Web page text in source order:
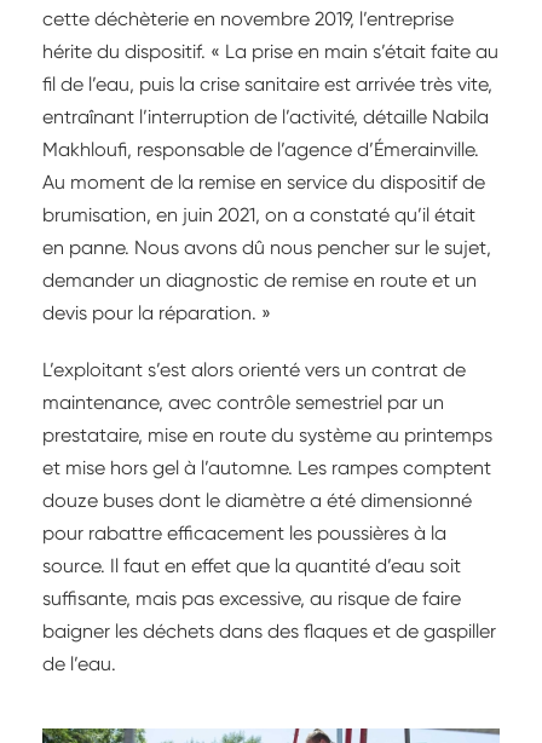
cette déchèterie en novembre 2019, l’entreprise
hérite du dispositif. « La prise en main s’était faite au
fil de l’eau, puis la crise sanitaire est arrivée très vite,
entraînant l’interruption de l’activité, détaille Nabila
Makhloufi, responsable de l’agence d’Émerainville.
Au moment de la remise en service du dispositif de
brumisation, en juin 2021, on a constaté qu’il était
en panne. Nous avons dû nous pencher sur le sujet,
demander un diagnostic de remise en route et un
devis pour la réparation. »
L’exploitant s’est alors orienté vers un contrat de
maintenance, avec contrôle semestriel par un
prestataire, mise en route du système au printemps
et mise hors gel à l’automne. Les rampes comptent
douze buses dont le diamètre a été dimensionné
pour rabattre efficacement les poussières à la
source. Il faut en effet que la quantité d’eau soit
suffisante, mais pas excessive, au risque de faire
baigner les déchets dans des flaques et de gaspiller
de l’eau.